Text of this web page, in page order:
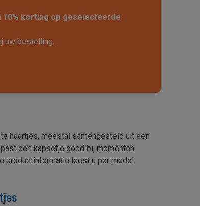
10% korting op geselecteerde
uw bestelling.
haartjes, meestal samengesteld uit een
een kapsetje goed bij momenten
productinformatie leest u per model